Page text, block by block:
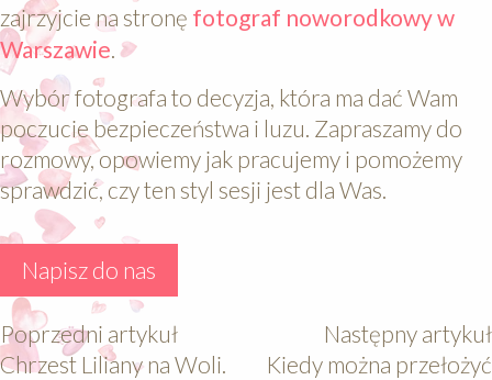
zajrzyjcie na stronę fotograf noworodkowy w
Warszawie
Wybór fotografa to decyzja, która ma dać Wam
poczucie bezpieczeństwa i luzu. Zapraszamy do
rozmowy, opowiemy jak pracujemy i pomożemy
sprawdzić, czy ten styl sesji jest dla Was.
Napisz do nas
Poprzedni artykuł
Chrzest Liliany na Woli.
Następny artykuł
Kiedy można przełożyć